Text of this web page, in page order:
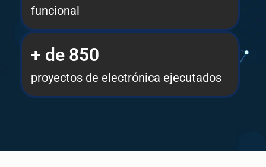
funcional
+ de 850
proyectos de electrónica ejecutados